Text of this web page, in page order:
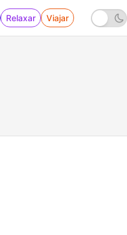
Relaxar Viajar